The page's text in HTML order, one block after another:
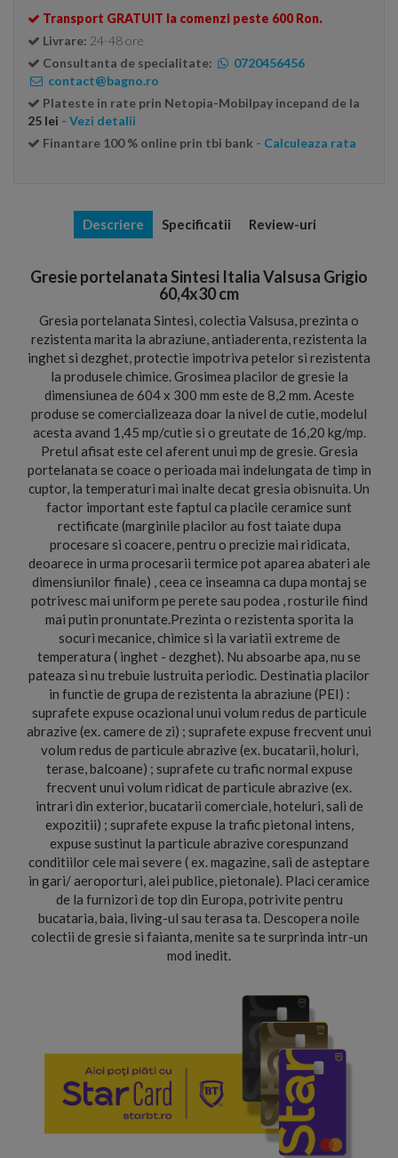
Transport GRATUIT la comenzi peste 600 Ron.
Livrare: 24-48 ore
Consultanta de specialitate:
0720456456
contact@bagno.ro
Plateste in rate prin Netopia-Mobilpay incepand de la
25 lei - Vezi detalii
Finantare 100 % online prin tbi bank - Calculeaza rata
Descriere Specificatii Review-uri
Gresie portelanata Sintesi Italia Valsusa Grigio
60,4x30 cm
Gresia portelanata Sintesi, colectia Valsusa, prezinta o
rezistenta marita la abraziune, antiaderenta, rezistenta la
inghet si dezghet, protectie impotriva petelor si rezistenta
la produsele chimice. Grosimea placilor de gresie la
dimensiunea de 604 x 300 mm este de 8,2 mm. Aceste
produse se comercializeaza doar la nivel de cutie, modelul
acesta avand 1,45 mp/cutie si o greutate de 16,20 kg/mp.
Pretul afisat este cel aferent unui mp de gresie. Gresia
portelanata se coace o perioada mai indelungata de timp in
cuptor, la temperaturi mai inalte decat gresia obisnuita. Un
factor important este faptul ca placile ceramice sunt
rectificate (marginile placilor au fost taiate dupa
procesare si coacere, pentru o precizie mai ridicata,
deoarece in urma procesarii termice pot aparea abateri ale
dimensiunilor finale) , ceea ce inseamna ca dupa montaj se
potrivesc mai uniform pe perete sau podea , rosturile fiind
mai putin pronuntate.Prezinta o rezistenta sporita la
socuri mecanice, chimice si la variatii extreme de
temperatura ( inghet - dezghet). Nu absoarbe apa, nu se
pateaza si nu trebuie lustruita periodic. Destinatia placilor
in functie de grupa de rezistenta la abraziune (PEI) :
suprafete expuse ocazional unui volum redus de particule
abrazive (ex. camere de zi) ; suprafete expuse frecvent unui
volum redus de particule abrazive (ex. bucatarii, holuri,
terase, balcoane) ; suprafete cu trafic normal expuse
frecvent unui volum ridicat de particule abrazive (ex.
intrari din exterior, bucatarii comerciale, hoteluri, sali de
expozitii) ; suprafete expuse la trafic pietonal intens,
expuse sustinut la particule abrazive corespunzand
conditiilor cele mai severe ( ex. magazine, sali de asteptare
in gari/ aeroporturi, alei publice, pietonale). Placi ceramice
de la furnizori de top din Europa, potrivite pentru
bucataria, baia, living-ul sau terasa ta. Descopera noile
colectii de gresie si faianta, menite sa te surprinda intr-un
mod inedit.